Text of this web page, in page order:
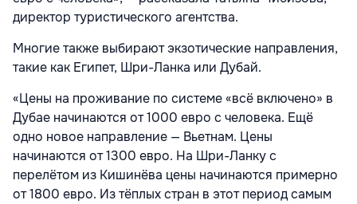
директор туристического агентства.
Многие также выбирают экзотические направления,
такие как Египет, Шри-Ланка или Дубай.
«Цены на проживание по системе «всё включено» в
Дубае начинаются от 1000 евро с человека. Ещё
одно новое направление — Вьетнам. Цены
начинаются от 1300 евро. На Шри-Ланку с
перелётом из Кишинёва цены начинаются примерно
от 1800 евро. Из тёплых стран в этот период самым